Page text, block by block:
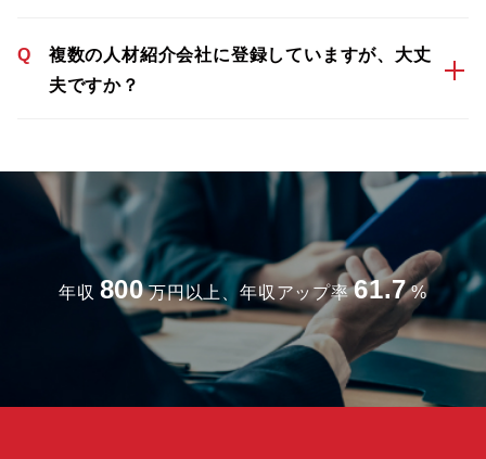
Q
複数の人材紹介会社に登録していますが、大丈
夫ですか？
年収 800 万円以上、年収アップ率 61.7 %